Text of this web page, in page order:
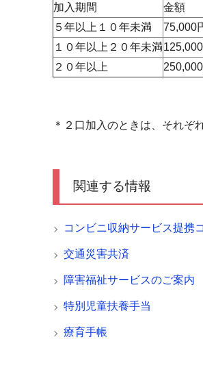
加入期間
金額
５年以上１０年未満
75,000
１０年以上２０年未満
２０年以上
＊２口加入のときは、それぞ
関連する情報
コンビニ収納サービス提携
交通災害共済
障害福祉サービスのご案内
特別児童扶養手当
療育手帳